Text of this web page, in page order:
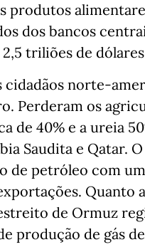
produtos
dos bancos
triliões de
cidadãos norte-
Perderam os
de 40% e a ureia
Saudita e Qatar.
de petróleo com
Quanto
de Ormuz
produção de gás